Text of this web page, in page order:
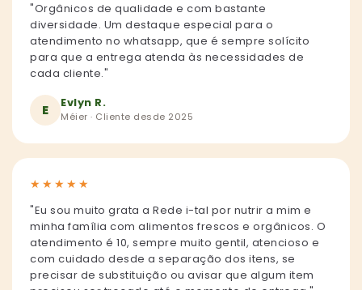
"Orgânicos de qualidade e com bastante
diversidade. Um destaque especial para o
atendimento no whatsapp, que é sempre solícito
para que a entrega atenda às necessidades de
cada cliente."
E Evlyn R.
Méier · Cliente desde 2025
★ ★ ★ ★ ★
"Eu sou muito grata a Rede i-tal por nutrir a mim e
minha família com alimentos frescos e orgânicos. O
atendimento é 10, sempre muito gentil, atencioso e
com cuidado desde a separação dos itens, se
precisar de substituição ou avisar que algum item